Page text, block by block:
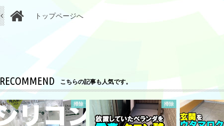
トップページへ
RECOMMEND こちらの記事も人気です。
掃除 掃除